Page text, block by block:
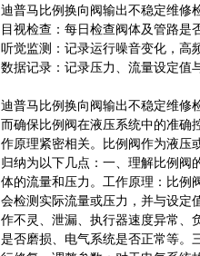
迪普马比例换向阀输出不稳定维修
目视检查：每日检查阀体及管路是
听觉监测：记录运行噪音变化，高
数据记录：记录压力、流量设定值
迪普马比例换向阀输出不稳定维修
而确保比例阀在液压系统中的准确
作原理紧密相关。比例阀作为液压
归纳为以下几点：一、理解比例阀
体的流量和压力。工作原理：比例
会检测实际流量或压力，并与设定
作不灵、泄漏、执行器速度异常、
是否磨损、电气系统是否正常等。